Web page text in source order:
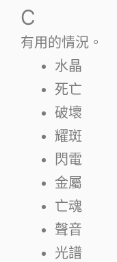
C
有用的情況。
水晶
死亡
破壞
耀斑
閃電
金屬
亡魂
聲音
光譜